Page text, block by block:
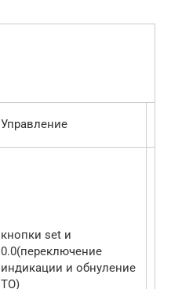
Управление
кнопки set и
0.0(переключение
индикации и обнуление
ТО)